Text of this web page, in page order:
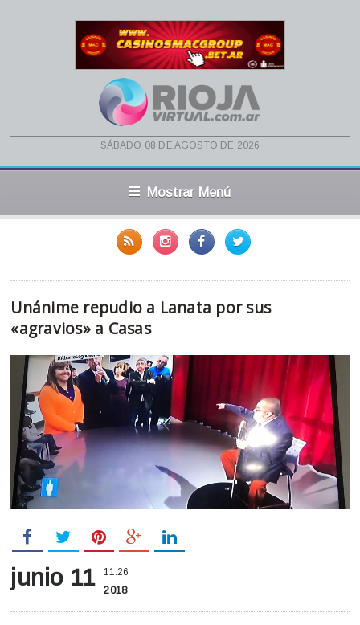
sábado 08 de agosto de 2026
Mostrar Menú
Unánime repudio a Lanata por sus
«agravios» a Casas
junio 11 11:26
2018